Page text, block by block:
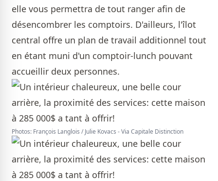
elle vous permettra de tout ranger afin de
désencombrer les comptoirs. D'ailleurs, l'îlot
central offre un plan de travail additionnel tout
en étant muni d'un comptoir-lunch pouvant
accueillir deux personnes.
Photos: François Langlois / Julie Kovacs - Via Capitale Distinction